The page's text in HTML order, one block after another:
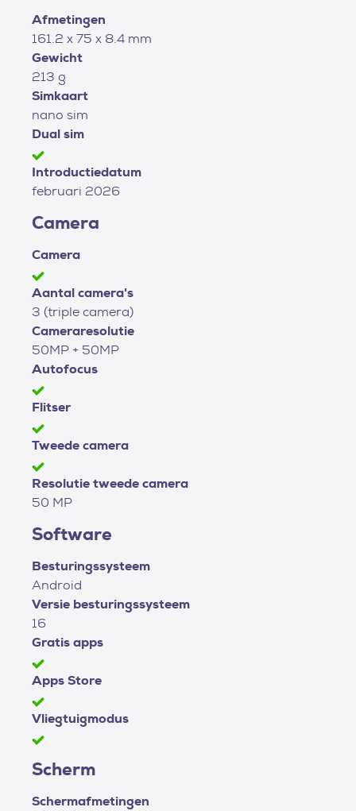
Afmetingen
161.2 x 75 x 8.4 mm
Gewicht
213 g
Simkaart
nano sim
Dual sim
Introductiedatum
februari 2026
Camera
Camera
Aantal camera's
3 (triple camera)
Cameraresolutie
50MP + 50MP
Autofocus
Flitser
Tweede camera
Resolutie tweede camera
50 MP
Software
Besturingssysteem
Android
Versie besturingssysteem
16
Gratis apps
Apps Store
Vliegtuigmodus
Scherm
Schermafmetingen